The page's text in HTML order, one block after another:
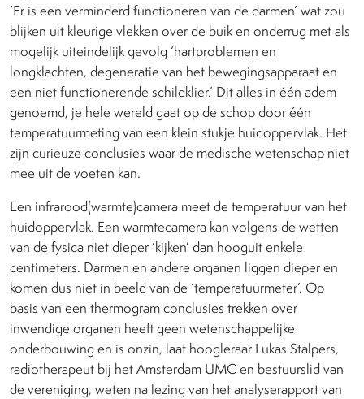
‘Er is een verminderd functioneren van de darmen’ wat zou
blijken uit kleurige vlekken over de buik en onderrug met als
mogelijk uiteindelijk gevolg ‘hartproblemen en
longklachten, degeneratie van het bewegingsapparaat en
een niet functionerende schildklier.’ Dit alles in één adem
genoemd, je hele wereld gaat op de schop door één
temperatuurmeting van een klein stukje huidoppervlak. Het
zijn curieuze conclusies waar de medische wetenschap niet
mee uit de voeten kan.
Een infrarood(warmte)camera meet de temperatuur van het
huidoppervlak. Een warmtecamera kan volgens de wetten
van de fysica niet dieper ‘kijken’ dan hooguit enkele
centimeters. Darmen en andere organen liggen dieper en
komen dus niet in beeld van de ‘temperatuurmeter’. Op
basis van een thermogram conclusies trekken over
inwendige organen heeft geen wetenschappelijke
onderbouwing en is onzin, laat hoogleraar Lukas Stalpers,
radiotherapeut bij het Amsterdam UMC en bestuurslid van
de vereniging, weten na lezing van het analyserapport van